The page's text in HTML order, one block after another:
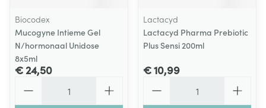
Biocodex
Mucogyne Intieme Gel
N/hormonaal Unidose
8x5ml
€ 24,50
Lactacyd
Lactacyd Pharma Prebiotic
Plus Sensi 200ml
€ 10,99